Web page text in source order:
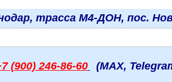
трасса М4-ДОН, пос.
(900) 246-86-60 (MAX,